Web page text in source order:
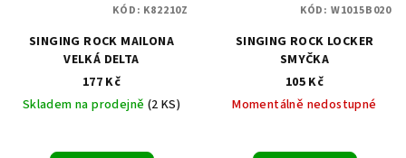
SINGING ROCK MAILONA
VELKÁ DELTA
177 Kč
Skladem na prodejně (2 KS)
KÓD: K82210Z
SINGING ROCK LOCKER
SMYČKA
105 Kč
Momentálně nedostupné
KÓD: W1015B020